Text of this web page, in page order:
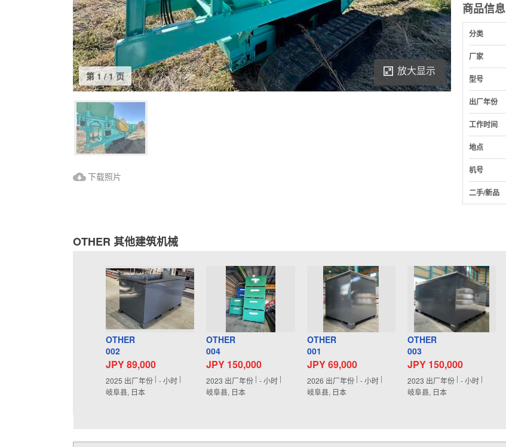
第 1 / 1 页 放大显示
下载照片
商品信息
分类
厂家
型号
出厂年份
工作时间
地点
机号
二手/新品
OTHER 其他建筑机械
OTHER
002
JPY 89,000
2025 出厂年份 -小时
岐阜县, 日本
OTHER
004
JPY 150,000
2023 出厂年份 -小时
岐阜县, 日本
OTHER
001
JPY 69,000
2026 出厂年份 -小时
岐阜县, 日本
OTHER
003
JPY 150,000
2023 出厂年份 -小时
岐阜县, 日本